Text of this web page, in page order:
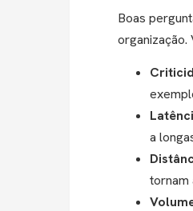
Boas
organização.
a
tornam